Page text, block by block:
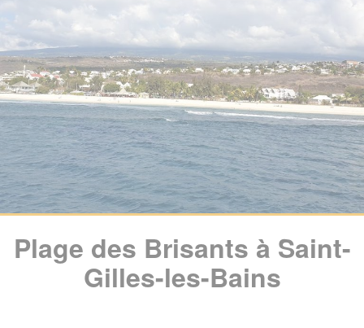
Plage des Brisants à Saint-
Gilles-les-Bains